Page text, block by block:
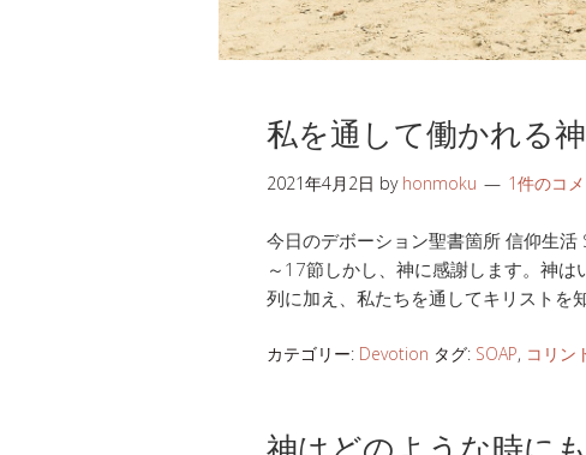
私を通して働かれる神
2021年4月2日 by honmoku 1件のコ
今日のデボーション聖書箇所 信仰生
～17節しかし、神に感謝します。神
列に加え、私たちを通してキリストを
カテゴリー: Devotion タグ: SOAP, コリン
神はどのような時に